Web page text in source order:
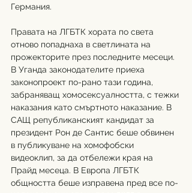
Германия.
Правата на ЛГБТК хората по света
отново попаднаха в светлината на
прожекторите през последните месеци.
В Уганда законодателите приеха
законопроект по-рано тази година,
забраняващ хомосексуалността, с тежки
наказания като смъртното наказание. В
САЩ републиканският кандидат за
президент Рон де Сантис беше обвинен
в публикуване на хомофобски
видеоклип, за да отбележи края на
Прайд месеца. В Европа ЛГБТК
общността беше изправена пред все по-